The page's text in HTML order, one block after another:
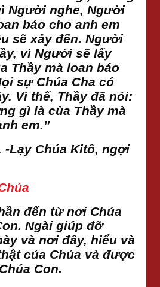
Người nghe, Người
báo cho anh em
sẽ xảy đến. Người
vì Người sẽ lấy
Thầy mà loan báo
sự Chúa Cha có
Vì thế, Thầy đã nói:
gì là của Thầy mà
em.”
-Lạy Chúa Kitô, ngợi
đến từ nơi Chúa
Ngài giúp đỡ
và nơi đây, hiểu và
của Chúa và được
Con.